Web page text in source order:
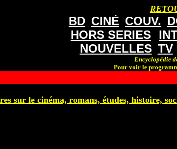
BD CINÉ COUV.
HORS SERIES
NOUVELLES TV
Encyclopédie
Pour voir le
sur le cinéma, romans, études, histoire,